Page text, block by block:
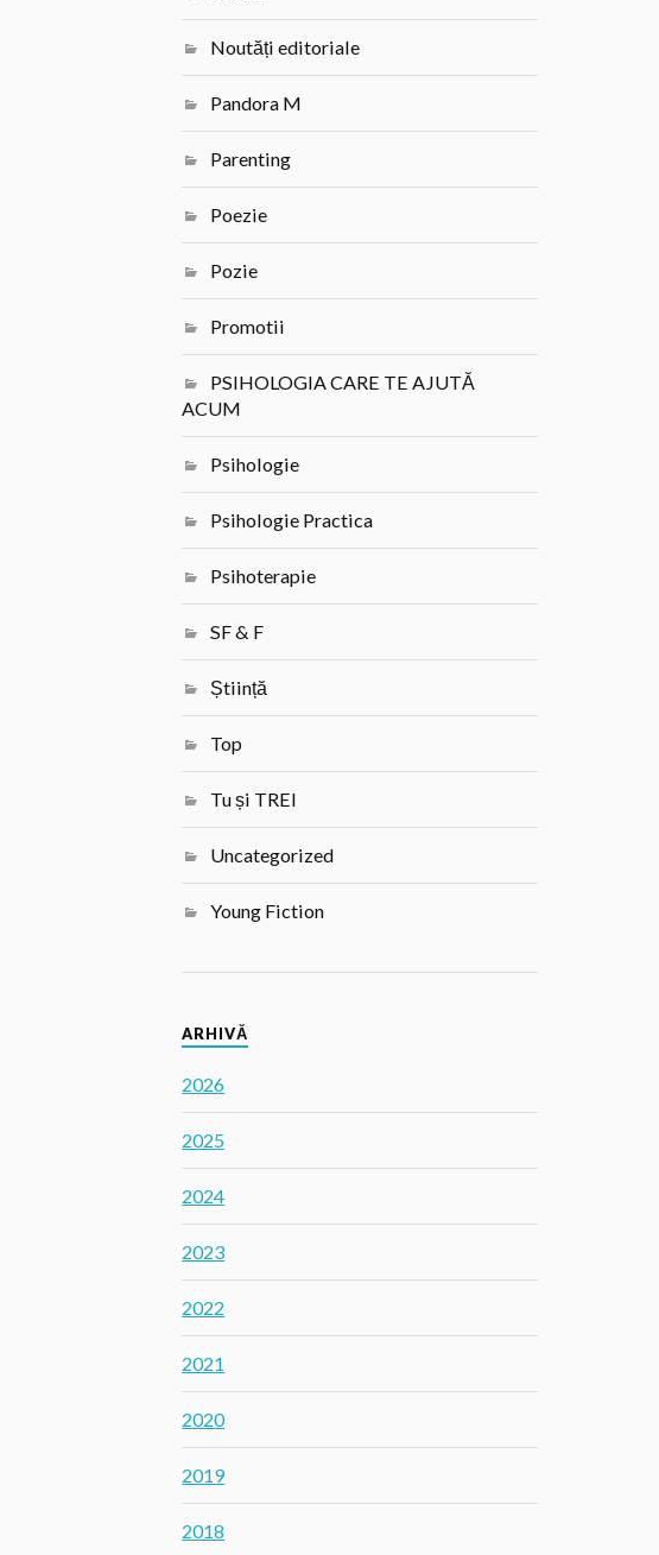
Noutăți editoriale
Pandora M
Parenting
Poezie
Pozie
Promotii
PSIHOLOGIA CARE TE AJUTĂ
ACUM
Psihologie
Psihologie Practica
Psihoterapie
SF & F
Știință
Top
Tu și TREI
Uncategorized
Young Fiction
ARHIVĂ
2026
2025
2024
2023
2022
2021
2020
2019
2018